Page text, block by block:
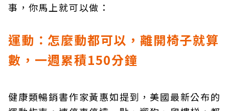
事，你馬上就可以做：
運動：怎麼動都可以，離開椅子就算
數，一週累積150分鐘
健康類暢銷書作家黃惠如提到，美國最新公布的